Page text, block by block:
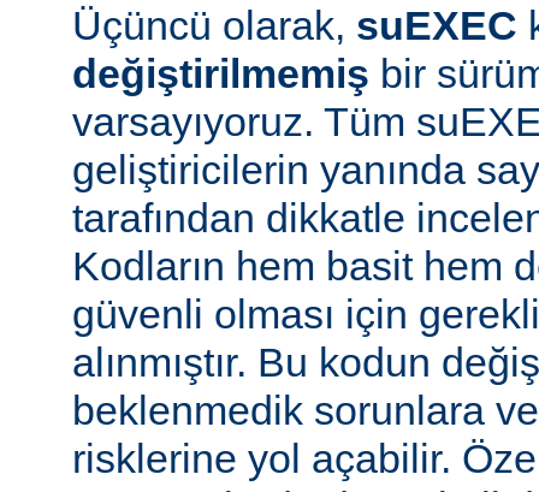
Üçüncü olarak, suEXEC
değiştirilmemiş bir
varsayıyoruz. Tüm
geliştiricilerin yanında
tarafından dikkatle
Kodların hem basit hem
güvenli olması için
alınmıştır. Bu kodun
beklenmedik sorunlara
risklerine yol açabilir.